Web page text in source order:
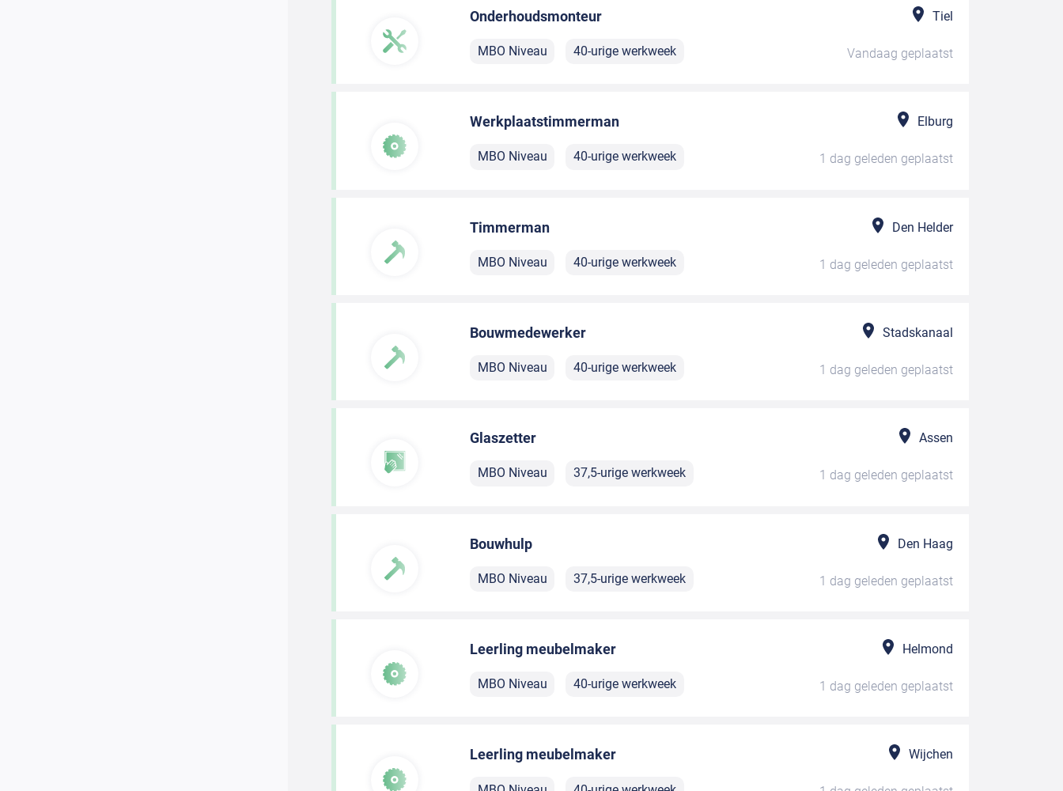
Onderhoudsmonteur Tiel
MBO Niveau 40-urige werkweek Vandaag geplaatst
Werkplaatstimmerman Elburg
MBO Niveau 40-urige werkweek 1 dag geleden geplaatst
Timmerman Den Helder
MBO Niveau 40-urige werkweek 1 dag geleden geplaatst
Bouwmedewerker Stadskanaal
MBO Niveau 40-urige werkweek 1 dag geleden geplaatst
Glaszetter Assen
MBO Niveau 37,5-urige werkweek 1 dag geleden geplaatst
Bouwhulp Den Haag
MBO Niveau 37,5-urige werkweek 1 dag geleden geplaatst
Leerling meubelmaker Helmond
MBO Niveau 40-urige werkweek 1 dag geleden geplaatst
Leerling meubelmaker Wijchen